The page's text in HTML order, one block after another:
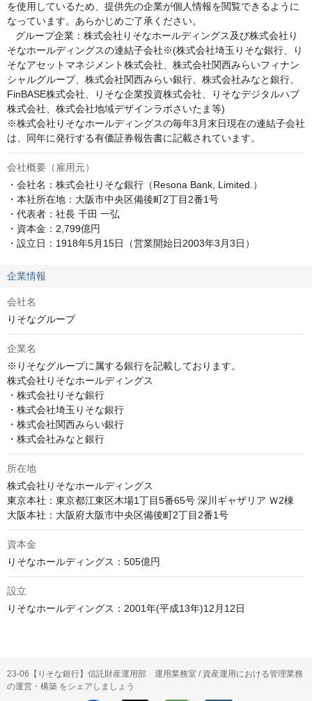
を使用しているため、提供先の企業が個人情報を閲覧できるように
なっています。あらかじめご了承ください。
そなホールディングスの連結子会社※(株式会社埼玉りそな銀行、り
そなアセットマネジメント株式会社、株式会社関西みらいフィナン
シャルグループ、株式会社関西みらい銀行、株式会社みなと銀行、
FinBASE株式会社、りそな企業投資株式会社、りそなデジタルハブ
株式会社、株式会社地域デザインラボさいたま等)
※株式会社りそなホールディングスの毎年3月末日現在の連結子会社
は、同年に発行する有価証券報告書に記載されています。
会社概要（雇用元）
・会社名：株式会社りそな銀行（Resona Bank, Limited.）
・本社所在地：大阪市中央区備後町2丁目2番1号
・代表者：社長 千田 一弘
・資本金：2,799億円
・設立日：1918年5月15日（営業開始日2003年3月3日）
企業情報
会社名
りそなグループ
企業名
※りそなグループに属する銀行を記載しております。
株式会社りそなホールディングス
・株式会社りそな銀行
・株式会社埼玉りそな銀行
・株式会社関西みらい銀行
・株式会社みなと銀行
所在地
株式会社りそなホールディングス
東京本社：東京都江東区木場1丁目5番65号 深川ギャザリア Ｗ2棟
資本金
設立
りそなホールディングス：2001年(平成13年)12月12日
23-06【りそな銀行】信託財産運用部 運用業務室 / 資産運用における管理業務
の運営・構築 をシェアしましょう